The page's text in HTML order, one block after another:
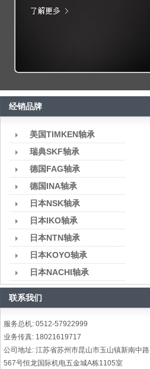
经销品牌
美国TIMKEN轴承
瑞典SKF轴承
德国FAG轴承
德国INA轴承
日本NSK轴承
日本IKO轴承
日本NTN轴承
日本KOYO轴承
日本NACHI轴承
联系我们
服务总机: 0512-57922999
业务传真: 18021619717
公司地址: 江苏省苏州市昆山市玉山镇新南中路
567号恒龙国际机电五金城A栋1105室